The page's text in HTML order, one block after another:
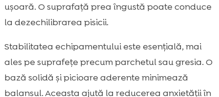
ușoară. O suprafață prea îngustă poate conduce
la dezechilibrarea pisicii.
Stabilitatea echipamentului este esențială, mai
ales pe suprafețe precum parchetul sau gresia. O
bază solidă și picioare aderente minimează
balansul. Aceasta ajută la reducerea anxietății în